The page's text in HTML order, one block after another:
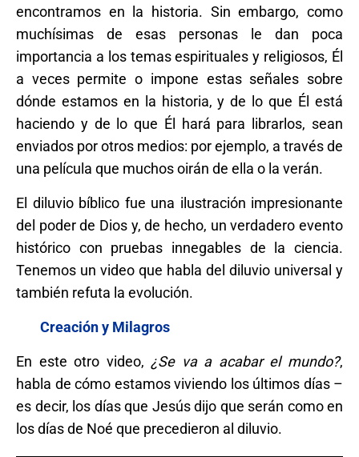
encontramos en la historia. Sin embargo, como
muchísimas de esas personas le dan poca
importancia a los temas espirituales y religiosos, Él
a veces permite o impone estas señales sobre
dónde estamos en la historia, y de lo que Él está
haciendo y de lo que Él hará para librarlos, sean
enviados por otros medios: por ejemplo, a través de
una película que muchos oirán de ella o la verán.
El diluvio bíblico fue una ilustración impresionante
del poder de Dios y, de hecho, un verdadero evento
histórico con pruebas innegables de la ciencia.
Tenemos un video que habla del diluvio universal y
también refuta la evolución.
Creación y Milagros
En este otro video, ¿Se va a acabar el mundo?,
habla de cómo estamos viviendo los últimos días –
es decir, los días que Jesús dijo que serán como en
los días de Noé que precedieron al diluvio.